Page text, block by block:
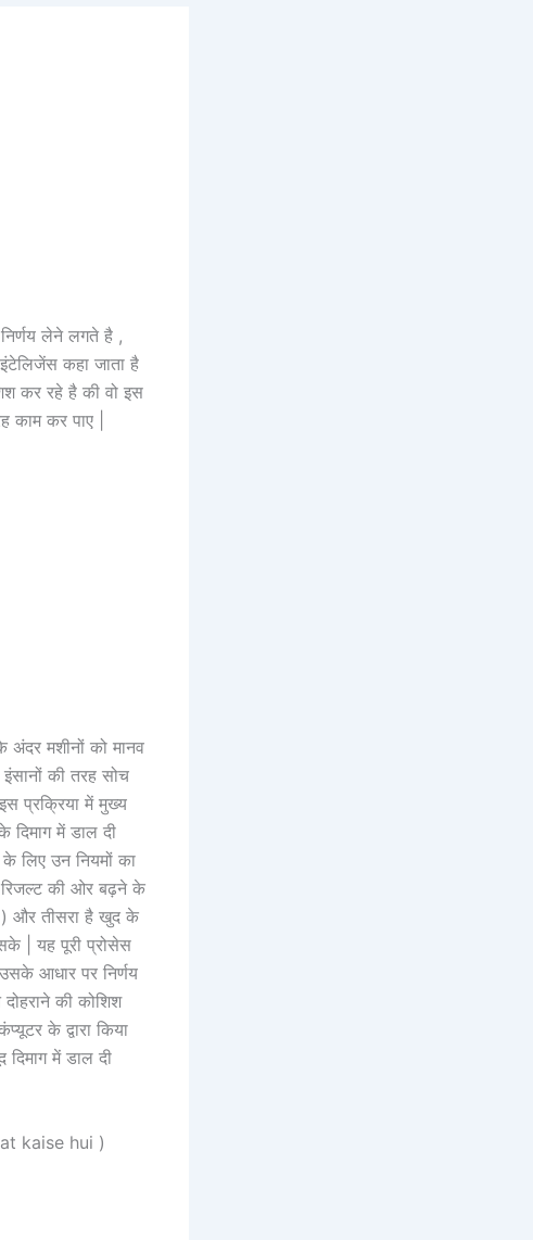
लेने लगते है ,
इंटेलिजेंस कहा जाता है
कर रहे है की वो इस
काम कर पाए |
मशीनों को मानव
इंसानों की तरह सोच
प्रक्रिया में मुख्य
दिमाग में डाल दी
लिए उन नियमों का
रिजल्ट की ओर बढ़ने के
) और तीसरा है खुद के
| यह पूरी प्रोसेस
आधार पर निर्णय
की कोशिश
के द्वारा किया
में डाल दी
kaise hui )